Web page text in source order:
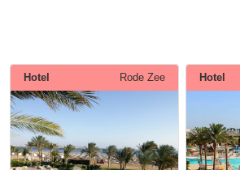
Hotel Rode Zee Hotel